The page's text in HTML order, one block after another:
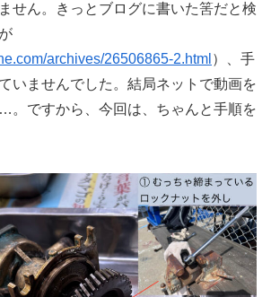
せん。きっとブログに書いた筈だと検
archives/26506865-2.html ）、手
いませんでした。結局ネットで動画を
。ですから、今回は、ちゃんと手順を